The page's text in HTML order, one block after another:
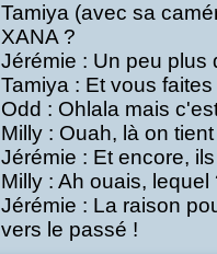
Tamiya (avec sa
XANA ?
Jérémie : Un peu plus
Tamiya : Et vous
Odd : Ohlala mais
Milly : Ouah, là on
Jérémie : Et encore,
Milly : Ah ouais, lequel
Jérémie : La raison
vers le passé !